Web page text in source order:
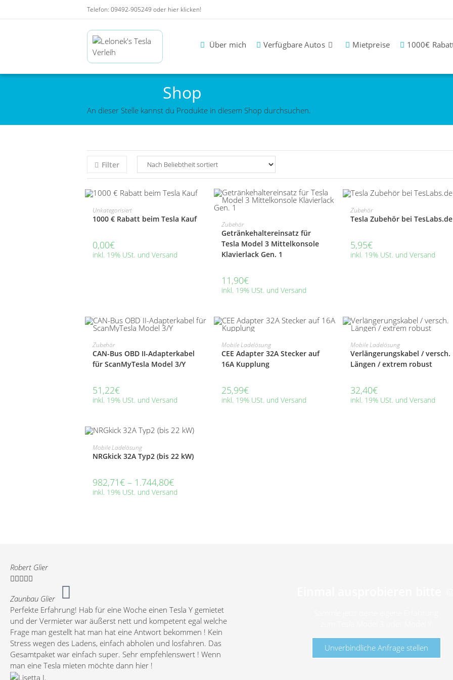
Telefon: 09492-905249 oder hier klicken!
Über mich Verfügbare Autos Mietpreise 1000€
Shop
An dieser Stelle kannst du Produkte in diesem Shop durchsuchen.
Filter
MEHR INFOS
Unkategorisiert
1000 € Rabatt beim Tesla Kauf
0,00€
inkl. 19% USt. und Versand
BEI AMAZON KAUFEN
Zubehör
Getränkehaltereinsatz für
Tesla Model 3 Mittelkonsole
Klavierlack Gen. 1
11,90€
inkl. 19% USt. und Versand
TESLABS.DE BESUCHEN
Zubehör
Tesla Zubehör bei TesLabs.de
5,95€
inkl. 19% USt. und Versand
Zubehör
CAN-Bus OBD II-Adapterkabel
für ScanMyTesla Model 3/Y
51,22€
inkl. 19% USt. und Versand
BEI AMAZON KAUFEN
Mobile Ladelösung
CEE Adapter 32A Stecker auf
16A Kupplung
25,99€
inkl. 19% USt. und Versand
BEI AMAZON KAUFEN
Mobile Ladelösung
Verlängerungskabel / versch.
Längen / extrem robust
32,40€
inkl. 19% USt. und Versand
AUSFÜHRUNG WÄHLEN
Mobile Ladelösung
NRGkick 32A Typ2 (bis 22 kW)
982,71€ – 1.744,80€
inkl. 19% USt. und Versand
Robert Glier

Zaunbau Glier
Perfekte Erfahrung! Hab für eine Woche einen Tesla Y gemietet
und der Vermieter war äußerst nett und kompetent egal welche
Frage man gestellt hat man hat eine Antwort bekommen ! Kein
Stress wegen des Ladens, einfach abholen und losfahren. Das
Gesamtpaket war einfach super. Sehr empfehlenswert ! Wenn
man eine Tesla mieten möchte dann hier !
Unverbindliche Anfrage stellen